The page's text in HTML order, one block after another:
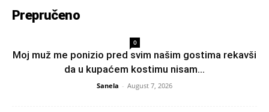
Prepručeno
0
Moj muž me ponizio pred svim našim gostima rekavši
da u kupaćem kostimu nisam...
Sanela - August 7, 2026